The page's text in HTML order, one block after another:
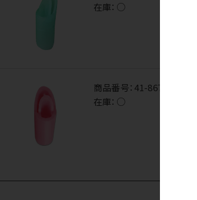
在庫： ○
商品番号： 41-8672
在庫： ○